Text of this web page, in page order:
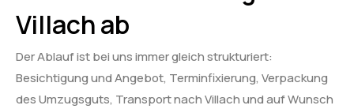
Villach ab
Der Ablauf ist bei uns immer gleich strukturiert:
Besichtigung und Angebot, Terminfixierung, Verpackung
des Umzugsguts, Transport nach Villach und auf Wunsch